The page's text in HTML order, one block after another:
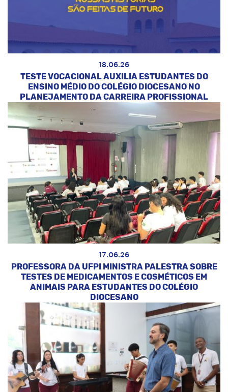
18.06.26
TESTE VOCACIONAL AUXILIA ESTUDANTES DO
ENSINO MÉDIO DO COLÉGIO DIOCESANO NO
PLANEJAMENTO DA CARREIRA PROFISSIONAL
17.06.26
PROFESSORA DA UFPI MINISTRA PALESTRA SOBRE
TESTES DE MEDICAMENTOS E COSMÉTICOS EM
ANIMAIS PARA ESTUDANTES DO COLÉGIO
DIOCESANO